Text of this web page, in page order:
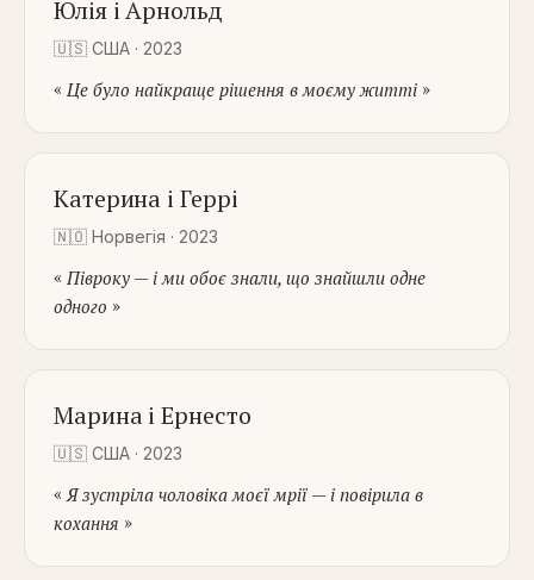
Юлія і Арнольд
🇺🇸 США · 2023
« Це було найкраще рішення в моєму житті »
Катерина і Геррі
🇳🇴 Норвегія · 2023
« Півроку — і ми обоє знали, що знайшли одне
одного »
Марина і Ернесто
🇺🇸 США · 2023
« Я зустріла чоловіка моєї мрії — і повірила в
кохання »